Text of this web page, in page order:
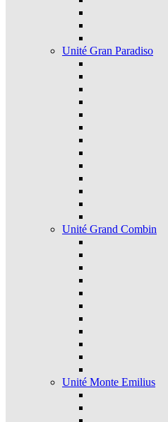
Unité Gran Paradiso
Unité Grand Combin
Unité Monte Emilius